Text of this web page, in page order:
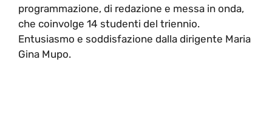
programmazione, di redazione e messa in onda,
che coinvolge 14 studenti del triennio.
Entusiasmo e soddisfazione dalla dirigente Maria
Gina Mupo.